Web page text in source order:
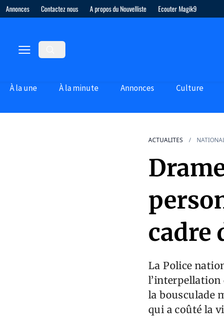
Annonces Contactez nous A propos du Nouvelliste Ecouter Magik9
À la une À la minute Annonces Culture
ACTUALITES
cadre
La Police
l’interpellation
la bousculade
qui a coûté la